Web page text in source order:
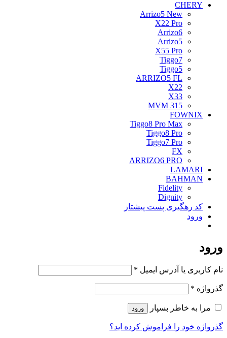
CHERY
Arrizo5 New
X22 Pro
Arrizo6
Arrizo5
X55 Pro
Tiggo7
Tiggo5
ARRIZO5 FL
X22
X33
MVM 315
FOWNIX
Tiggo8 Pro Max
Tiggo8 Pro
Tiggo7 Pro
FX
ARRIZO6 PRO
LAMARI
BAHMAN
Fidelity
Dignity
کد رهگیری پست پیشتاز
ورود
ورود
نام کاربری یا آدرس ایمیل *
گذرواژه *
مرا به خاطر بسپار ورود
گذرواژه خود را فراموش کرده اید؟